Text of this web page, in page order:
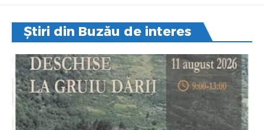
Știri din Buzău de interes